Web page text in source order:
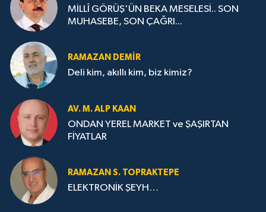
MİLLÎ GÖRÜŞ'ÜN BEKA MESELESİ.. SON
MUHASEBE, SON ÇAĞRI...
RAMAZAN DEMİR
Deli kim, akıllı kim, biz kimiz?
AV. M. ALP KAAN
ONDAN YEREL MARKET ve ŞAŞIRTAN
FİYATLAR
RAMAZAN S. TOPRAKTEPE
ELEKTRONİK ŞEYH…